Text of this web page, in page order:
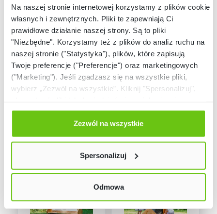
Na naszej stronie internetowej korzystamy z plików cookie:
własnych i zewnętrznych. Pliki te zapewniają Ci
prawidłowe działanie naszej strony. Są to pliki
"Niezbędne". Korzystamy też z plików do analiz ruchu na
naszej stronie ("Statystyka"), plików, które zapisują
Twoje preferencje ("Preferencje") oraz marketingowych
("Marketing"). Jeśli zgadzasz się na wszystkie pliki,
wybierz „Zezwól na wszystkie”. Kliknij "Spersonalizuj",
Odmów zgody poprzez przycisk „Odmowa”. Wtedy
użyjemy tylko plików niezbędnych dla naszej strony.
Twój wybór możesz zmienić przez kliknięcie przycisku w
Polityce prywatności
Zezwól na wszystkie
Spersonalizuj
Odmowa
Złóż zamówienie
Tablica do rysowania z
siedziskiem Terra z
kotwami
Kod produktu:
3 099,90 zł
Dostępny
Tablice plastyczne – 3
rodzaje
Kod produktu:352075
4 699,90 zł